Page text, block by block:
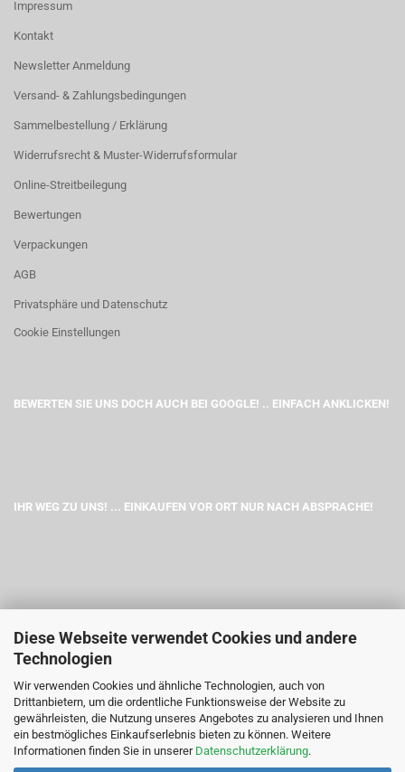
Diese Webseite verwendet Cookies und andere
Technologien
Wir verwenden Cookies und ähnliche Technologien, auch von
Drittanbietern, um die ordentliche Funktionsweise der Website zu
gewährleisten, die Nutzung unseres Angebotes zu analysieren und Ihnen
ein bestmögliches Einkaufserlebnis bieten zu können. Weitere
Informationen finden Sie in unserer Datenschutzerklärung.
Impressum
Kontakt
Newsletter Anmeldung
Versand- & Zahlungsbedingungen
Sammelbestellung / Erklärung
Widerrufsrecht & Muster-Widerrufsformular
Online-Streitbeilegung
Bewertungen
Verpackungen
AGB
Privatsphäre und Datenschutz
Cookie Einstellungen
BEWERTEN SIE UNS DOCH AUCH BEI GOOGLE! .. EINFACH ANKLICKEN!
IHR WEG ZU UNS! ... EINKAUFEN VOR ORT NUR NACH ABSPRACHE!